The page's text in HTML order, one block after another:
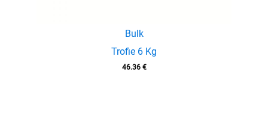
Bulk
Trofie 6 Kg
46.36 €